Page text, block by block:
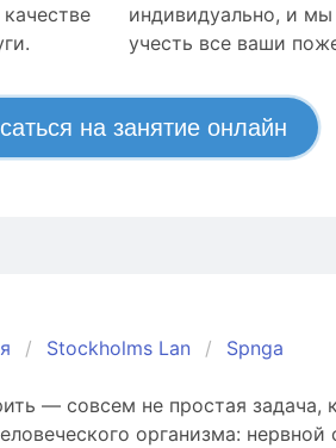
индивидуально, и
учесть все ваши
на занятие онлайн
Stockholms Lan Spnga
— совсем не простая задача,
организма: нервной